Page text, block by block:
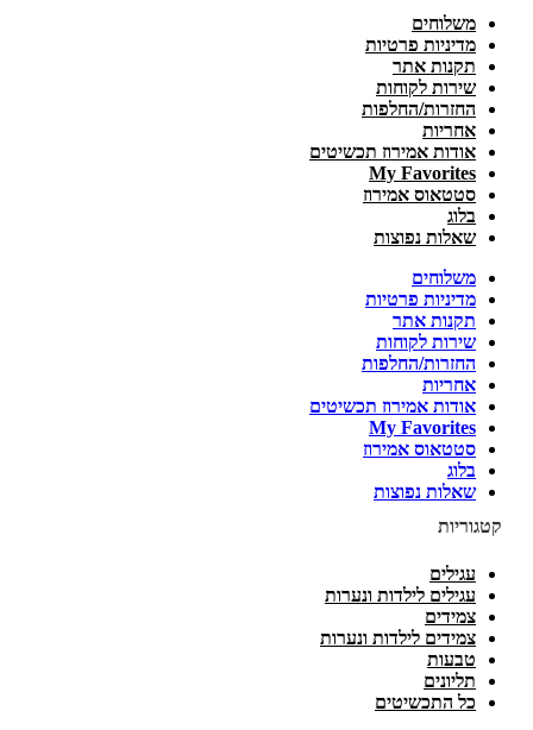
משלוחים
מדיניות פרטיות
תקנות אתר
שירות לקוחות
החזרות/החלפות
אחריות
אודות אמירוז תכשיטים
My Favorites
סטטאוס אמירוז
בלוג
שאלות נפוצות
משלוחים
מדיניות פרטיות
תקנות אתר
שירות לקוחות
החזרות/החלפות
אחריות
אודות אמירוז תכשיטים
My Favorites
סטטאוס אמירוז
בלוג
שאלות נפוצות
קטגוריות
עגילים
עגילים לילדות ונערות
צמידים
צמידים לילדות ונערות
טבעות
תליונים
כל התכשיטים